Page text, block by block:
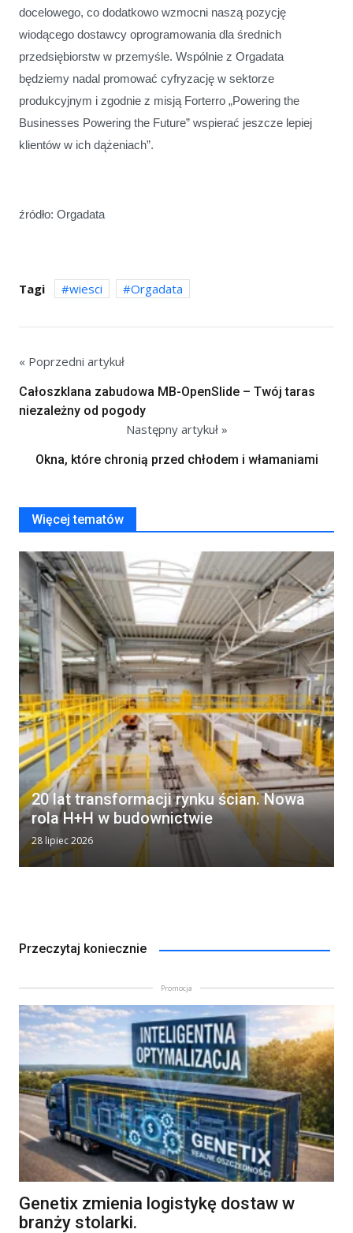
docelowego, co dodatkowo wzmocni naszą pozycję
wiodącego dostawcy oprogramowania dla średnich
przedsiębiorstw w przemyśle. Wspólnie z Orgadata
będziemy nadal promować cyfryzację w sektorze
produkcyjnym i zgodnie z misją Forterro „Powering the
Businesses Powering the Future” wspierać jeszcze lepiej
klientów w ich dążeniach”.
źródło: Orgadata
Tagi wiesci Orgadata
« Poprzedni artykuł
Całoszklana zabudowa MB-OpenSlide – Twój taras
niezależny od pogody
Następny artykuł »
Okna, które chronią przed chłodem i włamaniami
Więcej tematów
20 lat transformacji rynku ścian. Nowa
rola H+H w budownictwie
28 lipiec 2026
Przeczytaj koniecznie
Promocja
Genetix zmienia logistykę dostaw w
branży stolarki.